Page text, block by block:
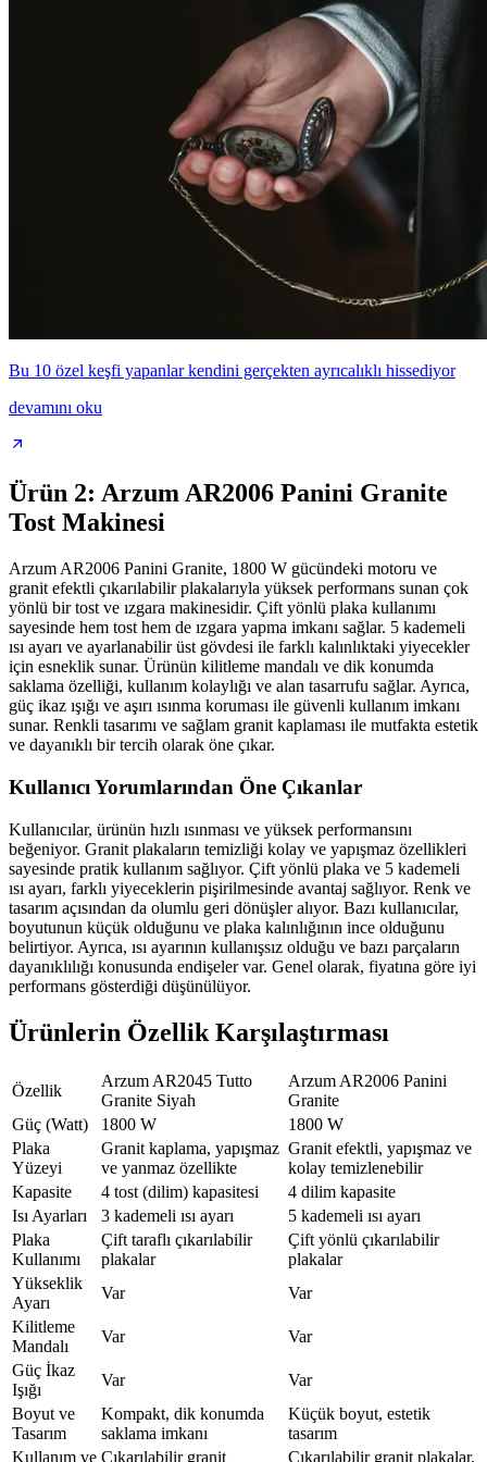
Bu 10 özel keşfi yapanlar kendini gerçekten ayrıcalıklı hissediyor
devamını oku
Ürün 2: Arzum AR2006 Panini Granite
Tost Makinesi
Arzum AR2006 Panini Granite, 1800 W gücündeki motoru ve
granit efektli çıkarılabilir plakalarıyla yüksek performans sunan çok
yönlü bir tost ve ızgara makinesidir. Çift yönlü plaka kullanımı
sayesinde hem tost hem de ızgara yapma imkanı sağlar. 5 kademeli
ısı ayarı ve ayarlanabilir üst gövdesi ile farklı kalınlıktaki yiyecekler
için esneklik sunar. Ürünün kilitleme mandalı ve dik konumda
saklama özelliği, kullanım kolaylığı ve alan tasarrufu sağlar. Ayrıca,
güç ikaz ışığı ve aşırı ısınma koruması ile güvenli kullanım imkanı
sunar. Renkli tasarımı ve sağlam granit kaplaması ile mutfakta estetik
ve dayanıklı bir tercih olarak öne çıkar.
Kullanıcı Yorumlarından Öne Çıkanlar
Kullanıcılar, ürünün hızlı ısınması ve yüksek performansını
beğeniyor. Granit plakaların temizliği kolay ve yapışmaz özellikleri
sayesinde pratik kullanım sağlıyor. Çift yönlü plaka ve 5 kademeli
ısı ayarı, farklı yiyeceklerin pişirilmesinde avantaj sağlıyor. Renk ve
tasarım açısından da olumlu geri dönüşler alıyor. Bazı kullanıcılar,
boyutunun küçük olduğunu ve plaka kalınlığının ince olduğunu
belirtiyor. Ayrıca, ısı ayarının kullanışsız olduğu ve bazı parçaların
dayanıklılığı konusunda endişeler var. Genel olarak, fiyatına göre iyi
performans gösterdiği düşünülüyor.
Ürünlerin Özellik Karşılaştırması
Özellik
Arzum AR2045 Tutto
Granite Siyah
Arzum AR2006 Panini
Granite
Güç (Watt)
1800 W
1800 W
Plaka
Yüzeyi
Granit kaplama, yapışmaz
ve yanmaz özellikte
Granit efektli, yapışmaz ve
kolay temizlenebilir
Kapasite
4 tost (dilim) kapasitesi
4 dilim kapasite
Isı Ayarları
3 kademeli ısı ayarı
5 kademeli ısı ayarı
Plaka
Kullanımı
Çift taraflı çıkarılabilir
plakalar
Çift yönlü çıkarılabilir
plakalar
Yükseklik
Ayarı
Var
Var
Kilitleme
Mandalı
Var
Var
Güç İkaz
Işığı
Var
Var
Boyut ve
Tasarım
Kompakt, dik konumda
saklama imkanı
Küçük boyut, estetik
tasarım
Kullanım ve Çıkarılabilir granit
Çıkarılabilir granit plakalar,